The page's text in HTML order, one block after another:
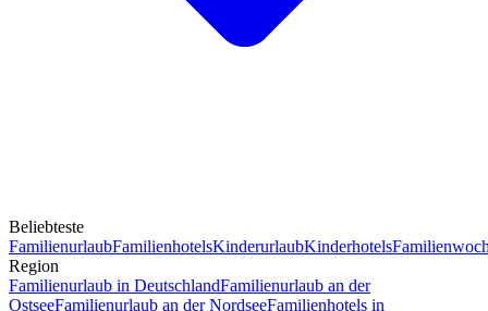
Beliebteste
FamilienurlaubFamilienhotelsKinderurlaubKinderhotels
Region
Familienurlaub in DeutschlandFamilienurlaub an der
OstseeFamilienurlaub an der NordseeFamilienhotels in